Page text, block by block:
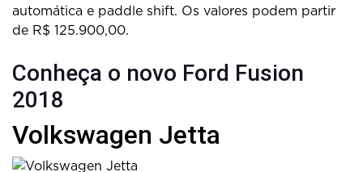
automática e paddle shift. Os valores podem partir
de R$ 125.900,00.
Conheça o novo Ford Fusion
2018
Volkswagen Jetta